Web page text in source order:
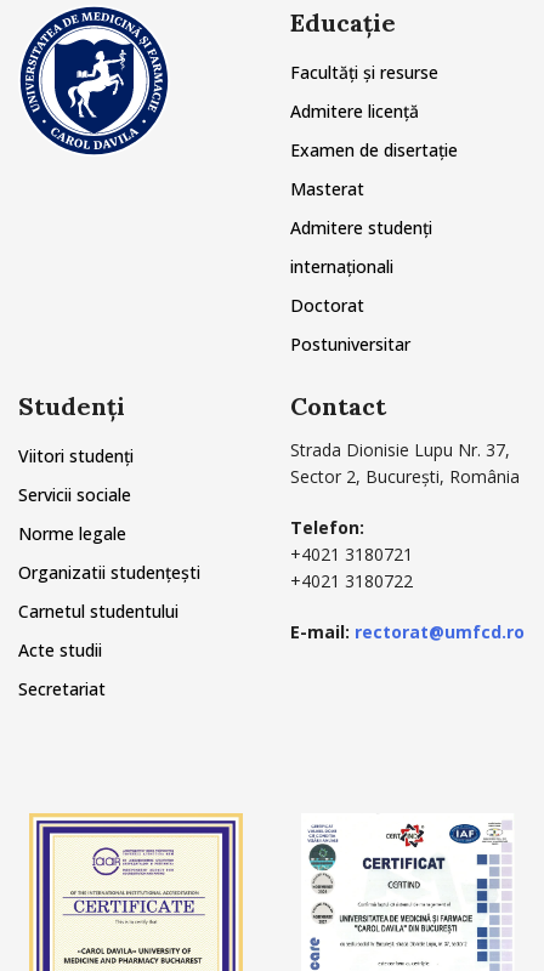
Educație
Facultăți și resurse
Admitere licență
Examen de disertație
Masterat
Admitere studenți
internaționali
Doctorat
Postuniversitar
Studenți
Viitori studenți
Servicii sociale
Norme legale
Organizatii studențești
Carnetul studentului
Acte studii
Secretariat
Contact
Strada Dionisie Lupu Nr. 37,
Sector 2, București, România
Telefon:
+4021 3180721
+4021 3180722
E-mail: rectorat@umfcd.ro